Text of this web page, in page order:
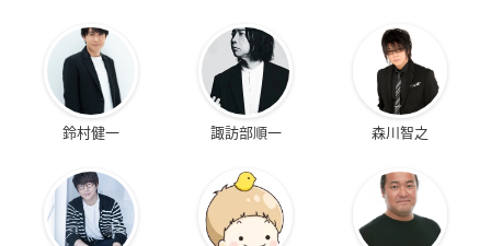
鈴村健一 諏訪部順一 森川智之